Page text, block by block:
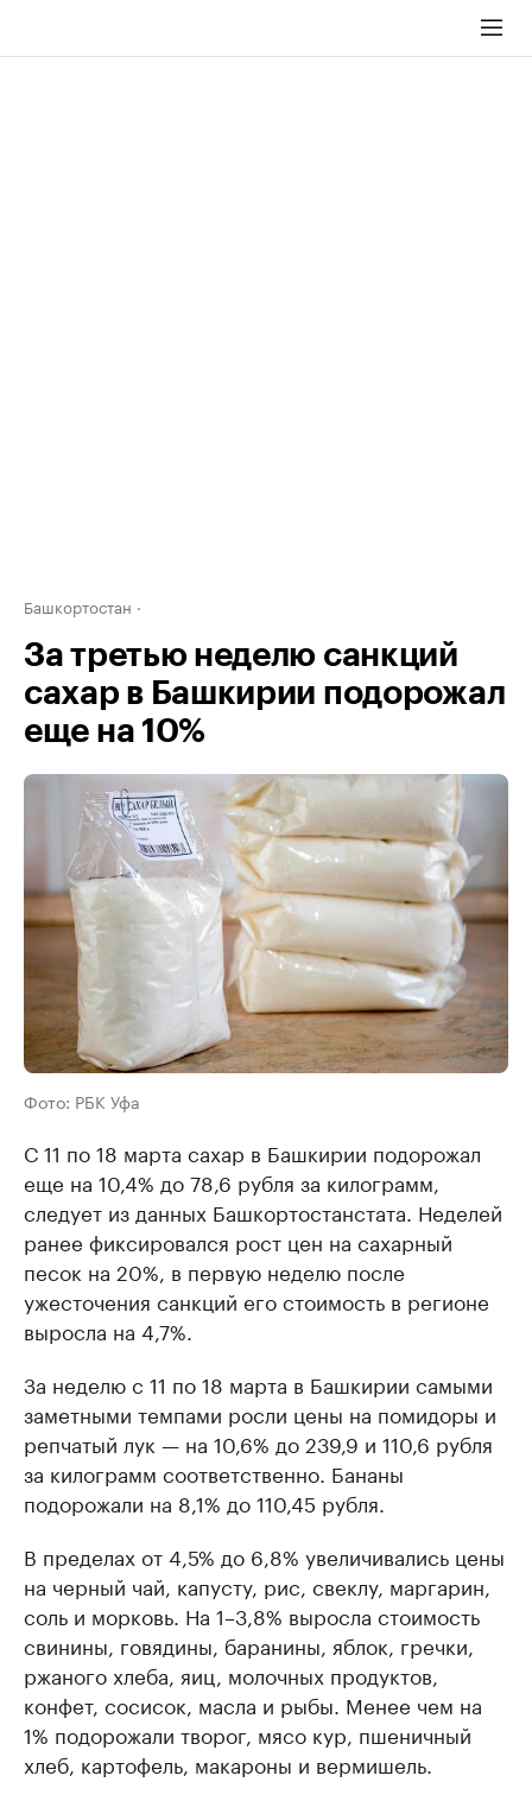
Башкортостан
За третью неделю санкций
сахар в Башкирии подорожал
еще на 10%
Фото: РБК Уфа
С 11 по 18 марта сахар в Башкирии подорожал
еще на 10,4% до 78,6 рубля за килограмм,
следует из данных Башкортостанстата. Неделей
ранее фиксировался рост цен на сахарный
песок на 20%, в первую неделю после
ужесточения санкций его стоимость в регионе
выросла на 4,7%.
За неделю с 11 по 18 марта в Башкирии самыми
заметными темпами росли цены на помидоры и
репчатый лук — на 10,6% до 239,9 и 110,6 рубля
за килограмм соответственно. Бананы
подорожали на 8,1% до 110,45 рубля.
В пределах от 4,5% до 6,8% увеличивались цены
на черный чай, капусту, рис, свеклу, маргарин,
соль и морковь. На 1–3,8% выросла стоимость
свинины, говядины, баранины, яблок, гречки,
ржаного хлеба, яиц, молочных продуктов,
конфет, сосисок, масла и рыбы. Менее чем на
1% подорожали творог, мясо кур, пшеничный
хлеб, картофель, макароны и вермишель.